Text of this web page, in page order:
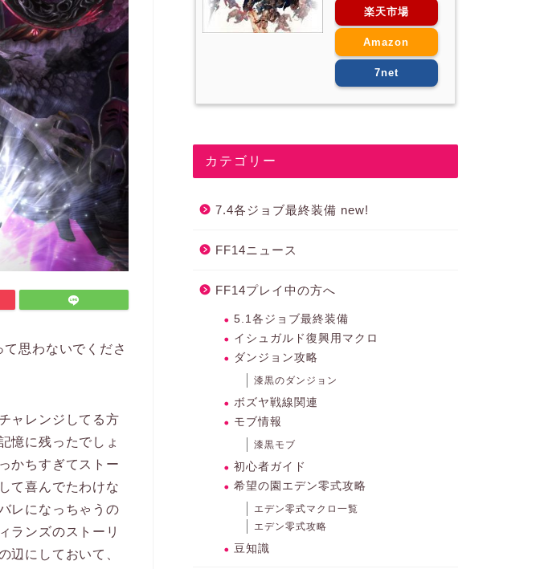
思わないでくださ
ャレンジしてる方
憶に残ったでしょ
かちすぎてストー
て喜んでたわけな
レになっちゃうの
ランズのストーリ
辺にしておいて、
楽天市場
Amazon
7net
カテゴリー
7.4各ジョブ最終装備 new!
FF14ニュース
FF14プレイ中の方へ
5.1各ジョブ最終装備
イシュガルド復興用マクロ
ダンジョン攻略
漆黒のダンジョン
ボズヤ戦線関連
モブ情報
漆黒モブ
初心者ガイド
希望の園エデン零式攻略
エデン零式マクロ一覧
エデン零式攻略
豆知識